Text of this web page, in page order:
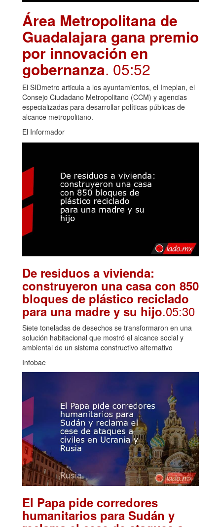
Área Metropolitana de
Guadalajara gana premio
por innovación en
gobernanza. 05:52
El SIDmetro articula a los ayuntamientos, el Imeplan, el
Consejo Ciudadano Metropolitano (CCM) y agencias
especializadas para desarrollar políticas públicas de
alcance metropolitano.
El Informador
De residuos a vivienda:
construyeron una casa con 850
bloques de plástico reciclado
para una madre y su hijo.05:30
Siete toneladas de desechos se transformaron en una
solución habitacional que mostró el alcance social y
ambiental de un sistema constructivo alternativo
Infobae
El Papa pide corredores
humanitarios para Sudán y